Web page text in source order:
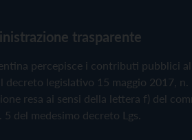
trasparente
percepisce i contributi pubblici
decreto legislativo 15 maggio 2017, n.
resa ai sensi della lettera f) del
5 del medesimo decreto Lgs.